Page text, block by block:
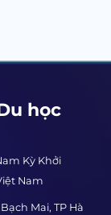
học
Kỳ Khởi
Nam
Mai, TP Hà